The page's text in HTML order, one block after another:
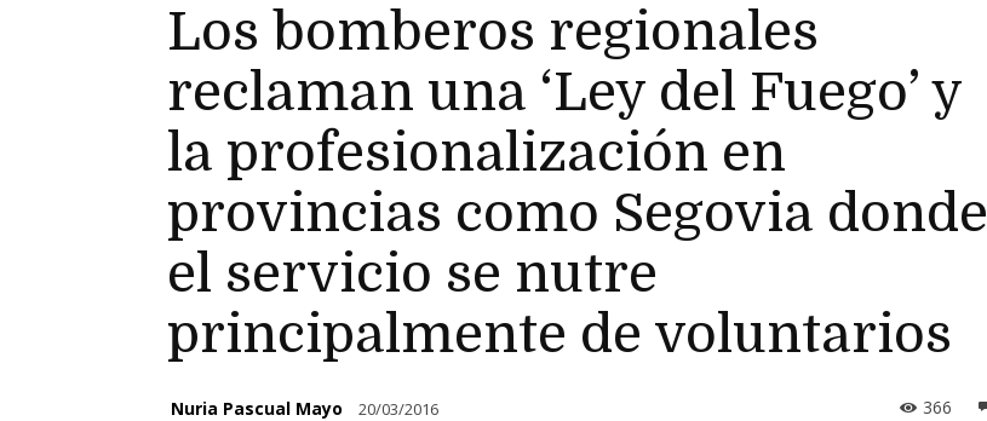
Los bomberos regionales
reclaman una ‘Ley del Fuego’ y
la profesionalización en
provincias como Segovia donde
el servicio se nutre
principalmente de voluntarios
Nuria Pascual Mayo 20/03/2016 366